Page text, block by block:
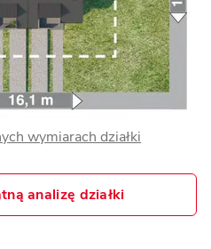
wymiarach działki
analizę działki